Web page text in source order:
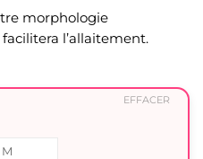
morphologie
l’allaitement.
M
EFFACER